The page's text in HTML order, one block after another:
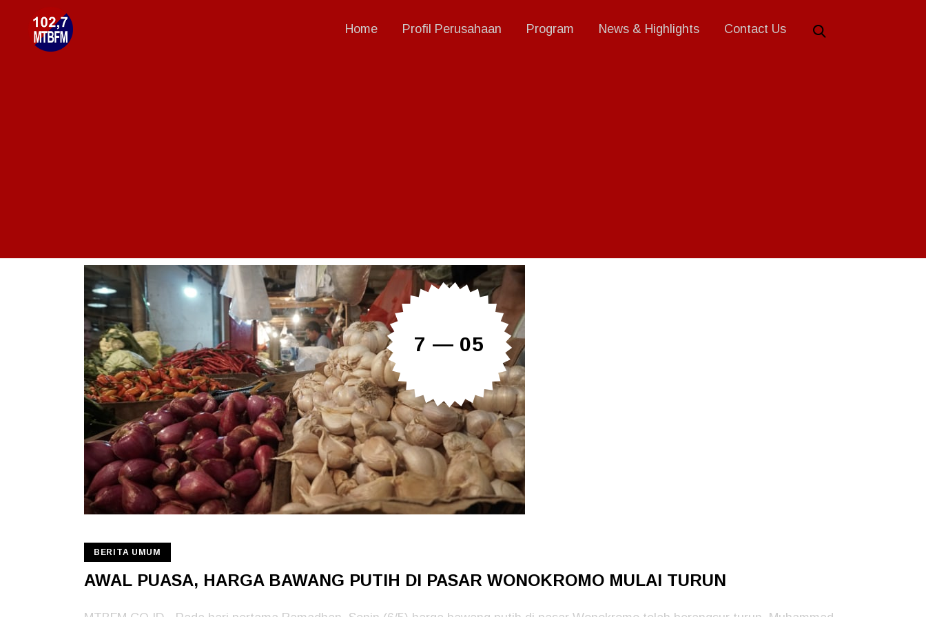
Home Profil Perusahaan Program News & Highlights Contact Us
7 — 05
BERITA UMUM
AWAL PUASA, HARGA BAWANG PUTIH DI PASAR WONOKROMO MULAI TURUN